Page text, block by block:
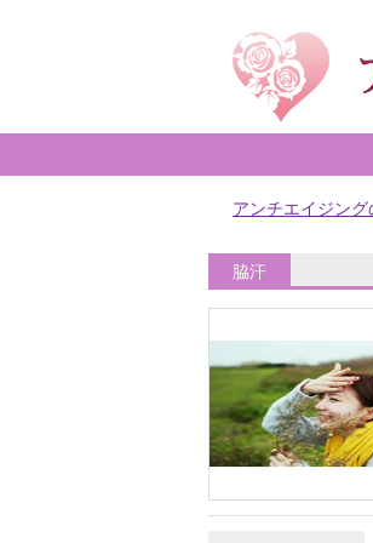
アンチエイジング
脇汗